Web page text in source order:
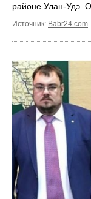
районе Улан-Удэ.
Источник: Babr24.com.